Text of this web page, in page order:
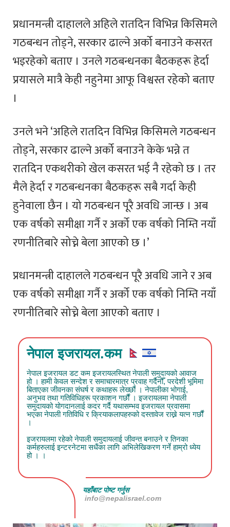
प्रधानमन्त्री दाहालले अहिले रातदिन विभिन्न किसिमले
गठबन्धन तोड्ने, सरकार ढाल्ने अर्को बनाउने कसरत
भइरहेको बताए । उनले गठबन्धनका बैठकहरू हेर्दा
प्रयासले मात्रै केही नहुनेमा आफू विश्वस्त रहेको बताए
।
उनले भने ‘अहिले रातदिन विभिन्न किसिमले गठबन्धन
तोड्ने, सरकार ढाल्ने अर्को बनाउने केके भन्ने त
रातदिन एकथरीको खेल कसरत भई नै रहेको छ । तर
मैले हेर्दा र गठबन्धनका बैठकहरू सबै गर्दा केही
हुनेवाला छैन । यो गठबन्धन पूरै अवधि जान्छ । अब
एक वर्षको समीक्षा गर्नै र अर्को एक वर्षको निम्ति नयाँ
रणनीतिबारे सोच्ने बेला आएको छ ।’
प्रधानमन्त्री दाहालले गठबन्धन पूरै अवधि जाने र अब
एक वर्षको समीक्षा गर्नै र अर्को एक वर्षको निम्ति नयाँ
रणनीतिबारे सोच्ने बेला आएको बताए ।
नेपाल इजरायल.कम
नेपाल इजरायल डट कम इजरायलस्थित नेपाली समुदायको आवाज
हो । हामी केवल सन्देश र समाचारमात्र प्रवाह गर्दैनौँ, परदेशी भूमिमा
बिताएका जीवनका संघर्ष र कथाहरू लेख्छौं । नेपालीका भोगाई,
अनुभव तथा गतिविधिहरू प्रकाशन गर्छौं । इजरायलमा नेपाली
समुदायको योगदानलाई कदर गर्दै यथासम्भव इजरायल प्रवासमा
भएका नेपाली गतिविधि र क्रियाकलापहरुको दस्तावेज राख्ने यत्न गर्छौं
।
इजरायलमा रहेको नेपाली समुदायलाई जीवन्त बनाउने र तिनका
कर्महरुलाई इन्टरनेटमा सधैंका लागि अभिलेखिकरण गर्ने हाम्रो ध्येय
हो । ।
यहाँबाट पोष्ट गर्नुस
info@nepalisrael.com